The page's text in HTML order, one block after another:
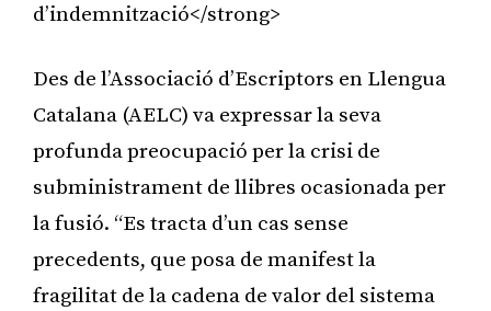
d’indemnització</strong>
Des de l’Associació d’Escriptors en Llengua
Catalana (AELC) va expressar la seva
profunda preocupació per la crisi de
subministrament de llibres ocasionada per
la fusió. “Es tracta d’un cas sense
precedents, que posa de manifest la
fragilitat de la cadena de valor del sistema